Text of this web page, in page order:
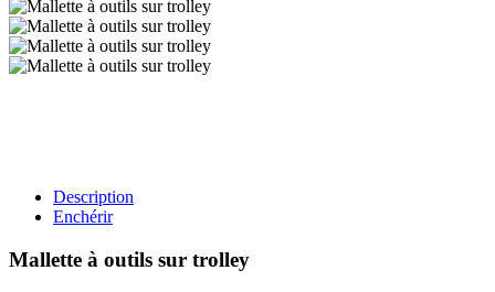
Description
Enchérir
Mallette à outils sur trolley